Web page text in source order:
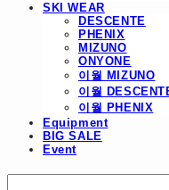
SKI WEAR
DESCENTE
PHENIX
MIZUNO
ONYONE
이월 MIZUNO
이월
이월 PHENIX
Equipment
BIG SALE
Event